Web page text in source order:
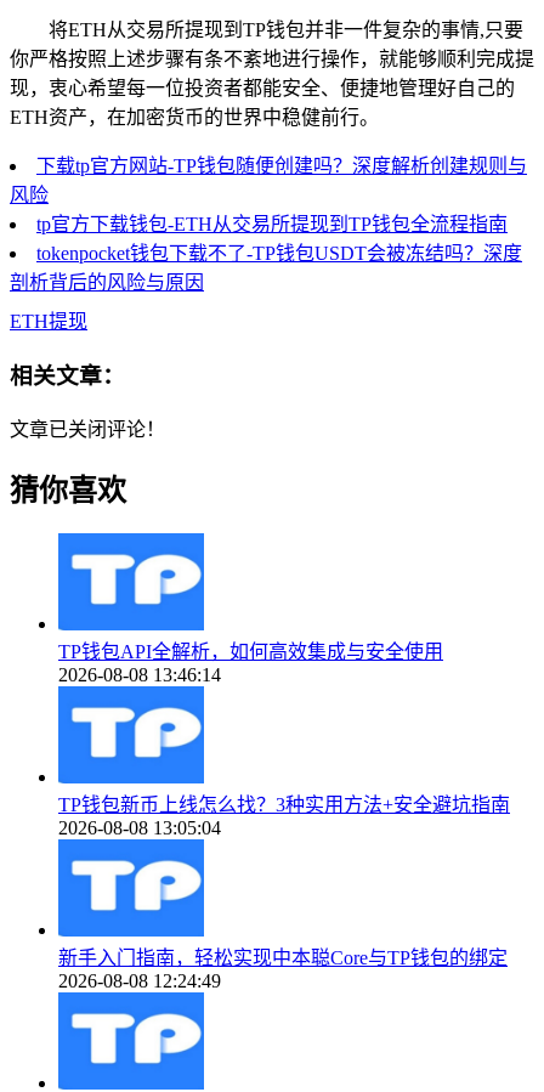
将ETH从交易所提现到TP钱包并非一件复杂的事情,只要
你严格按照上述步骤有条不紊地进行操作，就能够顺利完成提
现，衷心希望每一位投资者都能安全、便捷地管理好自己的
ETH资产，在加密货币的世界中稳健前行。
下载tp官方网站-TP钱包随便创建吗？深度解析创建规则与
风险
tp官方下载钱包-ETH从交易所提现到TP钱包全流程指南
tokenpocket钱包下载不了-TP钱包USDT会被冻结吗？深度
剖析背后的风险与原因
ETH提现
相关文章：
文章已关闭评论！
猜你喜欢
TP钱包API全解析，如何高效集成与安全使用
2026-08-08 13:46:14
TP钱包新币上线怎么找？3种实用方法+安全避坑指南
2026-08-08 13:05:04
新手入门指南，轻松实现中本聪Core与TP钱包的绑定
2026-08-08 12:24:49